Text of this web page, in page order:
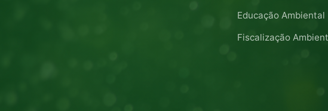
Educação Ambiental
Fiscalização